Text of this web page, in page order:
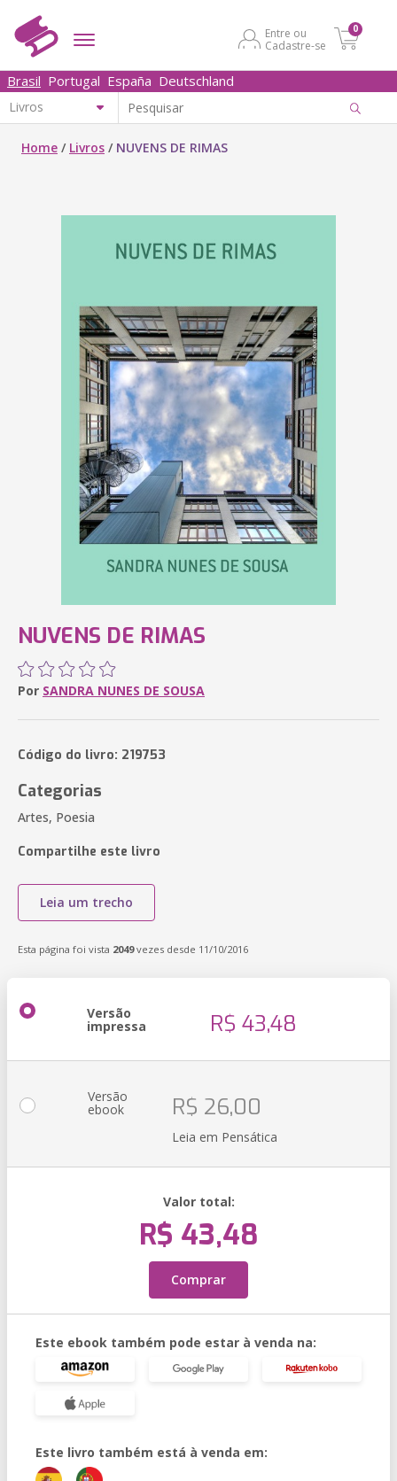
Entre ou
Cadastre-se
0
Brasil Portugal España Deutschland
Home / Livros / NUVENS DE RIMAS
NUVENS DE RIMAS
Por SANDRA NUNES DE SOUSA
Código do livro: 219753
Categorias
Artes, Poesia
Compartilhe este livro
Leia um trecho
Esta página foi vista 2049vezes desde 11/10/2016
Versão
impressa R$ 43,48
Versão
ebook R$ 26,00
Leia em Pensática
Valor total:
R$ 43,48
Comprar
Este ebook também pode estar à venda na:
Este livro também está à venda em: